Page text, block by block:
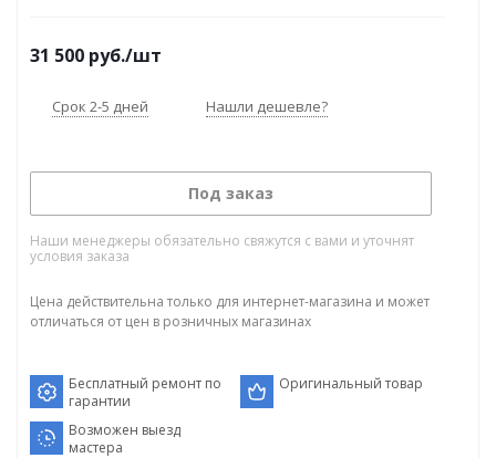
31 500 руб./шт
Срок 2-5 дней Нашли дешевле?
Под заказ
Наши менеджеры обязательно свяжутся с вами и уточнят
условия заказа
Цена действительна только для интернет-магазина и может
отличаться от цен в розничных магазинах
Бесплатный ремонт по
гарантии
Оригинальный товар
Возможен выезд
мастера